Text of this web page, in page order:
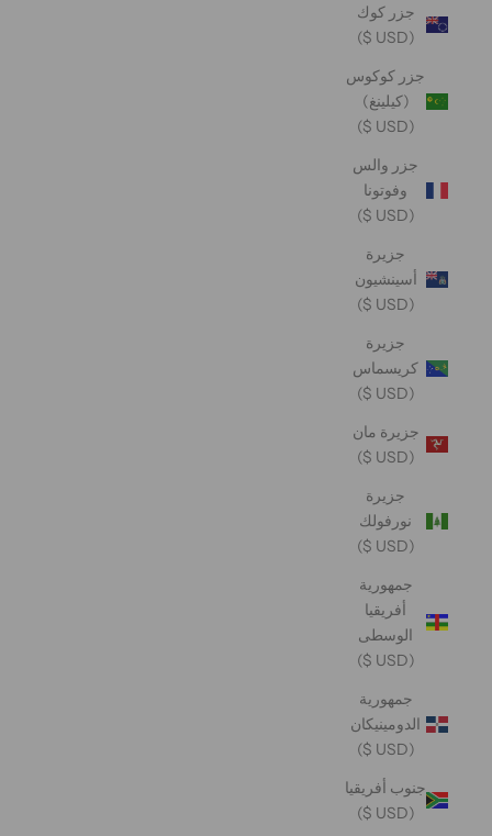
جزر كوك
(USD $)
جزر كوكوس
(كيلينغ)
(USD $)
جزر والس
وفوتونا
(USD $)
جزيرة
أسينشيون
(USD $)
جزيرة
كريسماس
(USD $)
جزيرة مان
(USD $)
جزيرة
نورفولك
(USD $)
جمهورية
أفريقيا
الوسطى
(USD $)
جمهورية
الدومينيكان
(USD $)
جنوب أفريقيا
(USD $)